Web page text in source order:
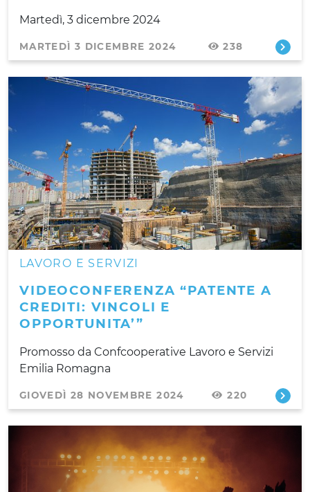
Martedì, 3 dicembre 2024
MARTEDÌ 3 DICEMBRE 2024 238
LAVORO E SERVIZI
VIDEOCONFERENZA “PATENTE A
CREDITI: VINCOLI E
OPPORTUNITA’”
Promosso da Confcooperative Lavoro e Servizi
Emilia Romagna
GIOVEDÌ 28 NOVEMBRE 2024 220